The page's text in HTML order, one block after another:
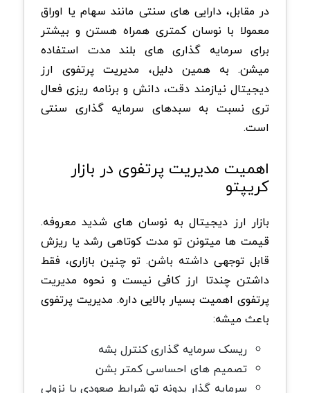
در مقابل، دارایی های سنتی مانند سهام یا اوراق
معمولا با نوسان کمتری همراه هستن و بیشتر
برای سرمایه گذاری های بلند مدت استفاده
میشن. به همین دلیل، مدیریت پرتفوی ارز
دیجیتال نیازمند دقت، دانش و برنامه ریزی فعال
تری نسبت به سبدهای سرمایه گذاری سنتی
است.
اهمیت مدیریت پرتفوی در بازار
کریپتو
بازار ارز دیجیتال به نوسان های شدید معروفه.
قیمت ها میتونن تو مدت کوتاهی رشد یا ریزش
قابل توجهی داشته باشن. تو چنین بازاری، فقط
داشتن چندتا ارز کافی نیست و نحوه مدیریت
پرتفوی اهمیت بسیار بالایی داره. مدیریت پرتفوی
باعث میشه:
ریسک سرمایه گذاری کنترل بشه
تصمیم های احساسی کمتر بشن
سرمایه گذار بدونه تو شرایط صعودی یا نزولی